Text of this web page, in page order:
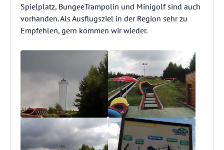
Spielplatz, BungeeTrampolin und Minigolf sind auch
vorhanden. Als Ausflugsziel in der Region sehr zu
Empfehlen, gern kommen wir wieder.